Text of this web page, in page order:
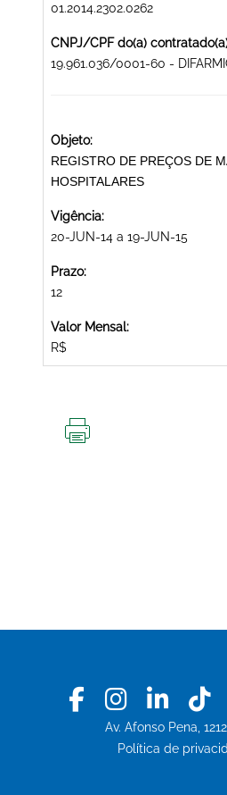
01.2014.2302.0262
CNPJ/CPF do(a)
19.961.036/0001-60 -
Objeto:
REGISTRO DE PREÇOS DE
HOSPITALARES
Vigência:
20-JUN-14 a 19-JUN-15
Prazo:
12
Valor Mensal:
R$
Facebook
Av. Afonso Pena,
Política de